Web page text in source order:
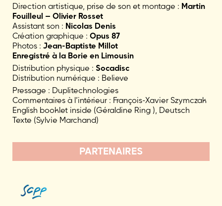
Direction artistique, prise de son et montage : Martin
Fouilleul – Olivier Rosset
Assistant son : Nicolas Denis
Création graphique : Opus 87
Photos : Jean-Baptiste Millot
Enregistré à la Borie en Limousin
Distribution physique : Socadisc
Distribution numérique : Believe
Pressage : Duplitechnologies
Commentaires à l’intérieur : François-Xavier Szymczak
English booklet inside (Géraldine Ring ), Deutsch
Texte (Sylvie Marchand)
PARTENAIRES